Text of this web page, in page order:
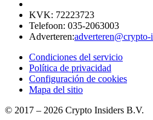
KVK: 72223723
Telefoon: 035-2063003
Adverteren:adverteren@crypto-
Condiciones del servicio
Política de privacidad
Configuración de cookies
Mapa del sitio
© 2017 – 2026 Crypto Insiders B.V.